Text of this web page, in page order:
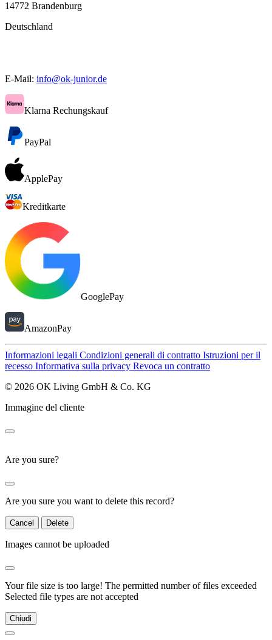
14772 Brandenburg
Deutschland
E-Mail: info@ok-junior.de
Klarna Rechungskauf
PayPal
ApplePay
Kreditkarte
GooglePay
AmazonPay
Informazioni legali Condizioni generali di contratto Istruzioni per il
recesso Informativa sulla privacy Revoca un contratto
© 2026 OK Living GmbH & Co. KG
Immagine del cliente
Are you sure?
Are you sure you want to delete this record?
Cancel Delete
Images cannot be uploaded
Your file size is too large! The permitted number of files exceeded
Selected file types are not accepted
Chiudi